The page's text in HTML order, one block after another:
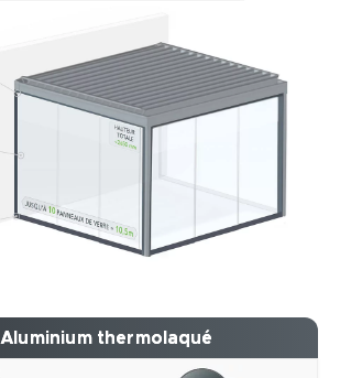
Aluminium thermolaqué